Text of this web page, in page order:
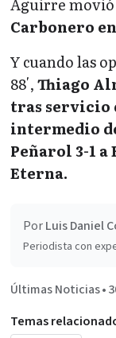
Aguirre movió
Carbonero
Y cuando las
88′,Thiago
tras servicio
intermedio
Peñarol 3-1
Eterna.
PorLuis Daniel
Periodista con
Últimas Noticias•
Temas